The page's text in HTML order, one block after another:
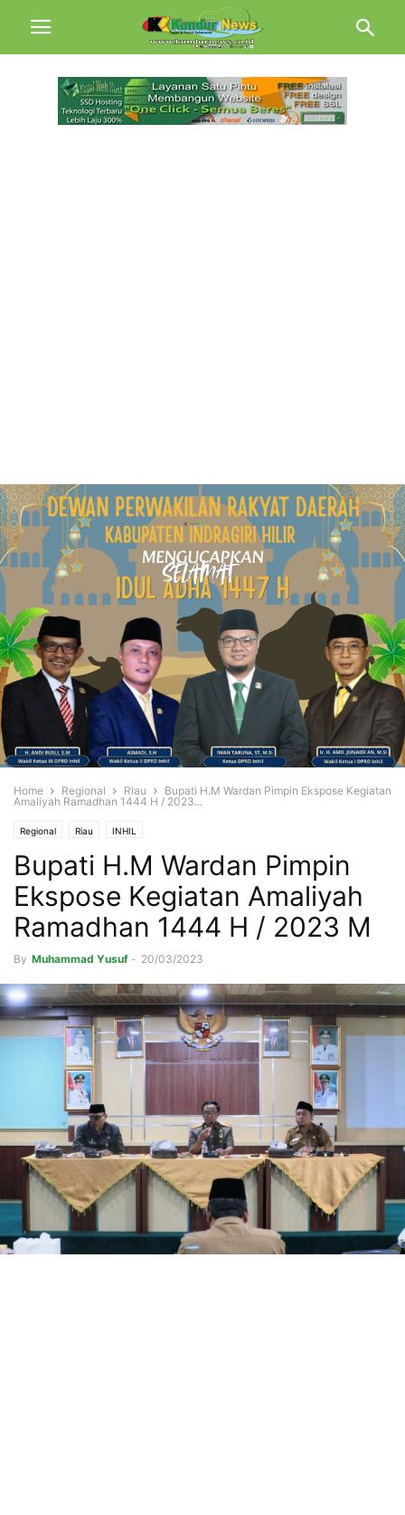
Home Regional Riau
Bupati H.M Wardan Pimpin Ekspose Kegiatan
Amaliyah Ramadhan 1444 H / 2023...
Regional Riau INHIL
Bupati H.M Wardan Pimpin
Ekspose Kegiatan Amaliyah
Ramadhan 1444 H / 2023 M
By Muhammad Yusuf - 20/03/2023